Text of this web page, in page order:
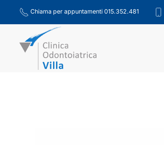
Skip to main content
Chiama per appuntamenti 015.352.481